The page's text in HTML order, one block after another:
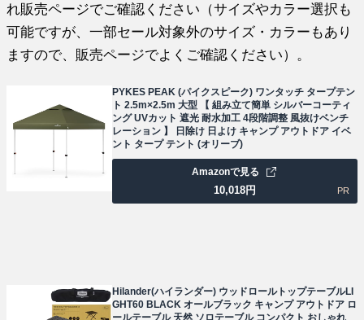
れ販売ページでご確認ください（サイズやカラー選択も
可能ですが、一部セール対象外のサイズ・カラーもあり
ますので、販売ページでよくご確認ください）。
PYKES PEAK (パイクスピーク) ワンタッチ タープテン
ト 2.5m×2.5m 大型 【 組み立て簡単 シルバーコーティ
ング UVカット 遮光 耐水加工 4段階調整 風抜けベンチ
レーション 】 日除け 日よけ キャンプ アウトドア イベ
ント タープ テント (オリーブ)
10,018円
Amazonで見る
PR
Hilander(ハイランダー) ウッドロールトップテーブルLI
GHT60 BLACK オールブラック キャンプ アウトドア ロ
ールテーブル 天然 ソロテーブル コンパクト おしゃれ